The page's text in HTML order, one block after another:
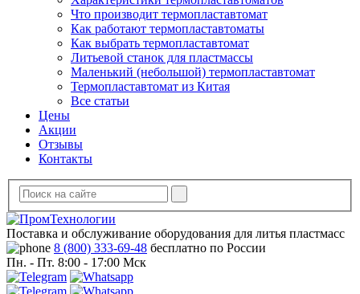
Что производит термопластавтомат
Как работают термопластавтоматы
Как выбрать термопластавтомат
Литьевой станок для пластмассы
Маленький (небольшой) термопластавтомат
Термопластавтомат из Китая
Все статьи
Цены
Акции
Отзывы
Контакты
Поставка и обслуживание оборудования для литья пластмасс
8 (800) 333-69-48 бесплатно по России
Пн. - Пт. 8:00 - 17:00 Мск